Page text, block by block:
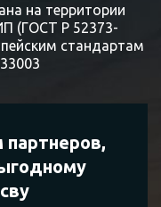
на территории
(ГОСТ Р 52373-
стандартам